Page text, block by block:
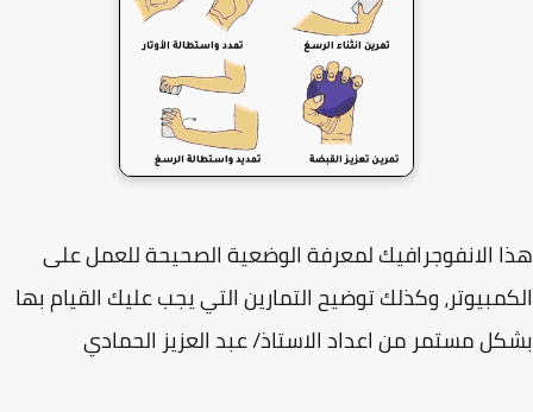
الانفوجرافيك لمعرفة الوضعية الصحيحة للعمل على
وكذلك توضيح التمارين التي يجب عليك القيام بها
مستمر من اعداد الاستاذ/ عبد العزيز الحمادي